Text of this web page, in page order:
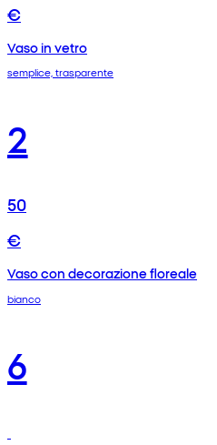
€
Vaso in vetro
semplice, trasparente
2
50
€
Vaso con decorazione floreale
bianco
6